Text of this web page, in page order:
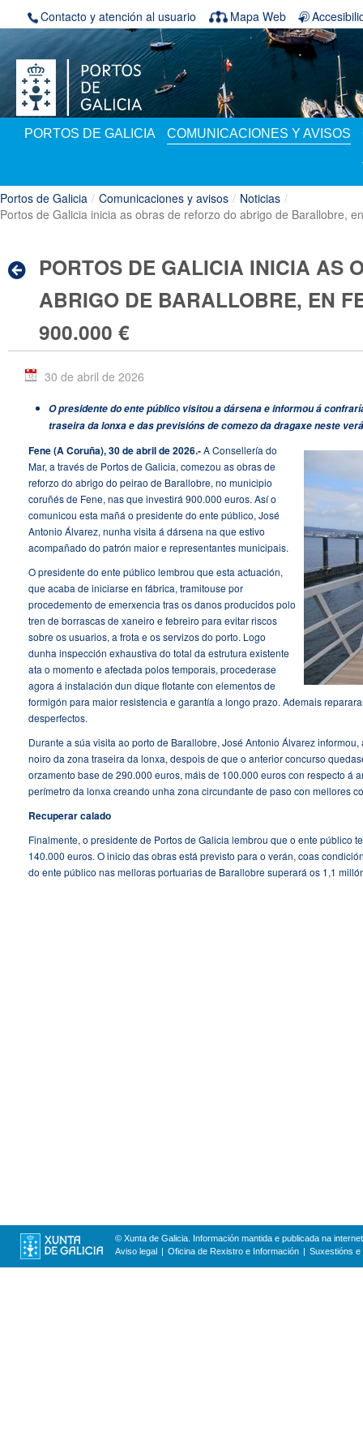
Saltar al contenido
Contacto y atención al usuario Mapa Web
PORTOS DE GALICIA COMUNICACIONES Y AVISOS
Portos de Galicia / Comunicaciones y avisos / Noticias /
Portos de Galicia inicia as obras de reforzo do abrigo de Barallobre,
PORTOS DE GALICIA INICIA AS
ABRIGO DE BARALLOBRE, EN
900.000 €
30 de abril de 2026
O presidente do ente público visitou a dársena e informou á
traseira da lonxa e das previsións de comezo da dragaxe neste
Fene (A Coruña),30 de abril de 2026.-A Consellería do
Mar, a través de Portos de Galicia, comezou as obras de
reforzo do abrigo do peirao de Barallobre, no municipio
coruñés de Fene, nas que investirá 900.000 euros. Así o
comunicou esta mañá o presidente do ente público, José
Antonio Álvarez, nunha visita á dársena na que estivo
acompañado do patrón maior e representantes municipais.
O presidente do ente público lembrou que esta actuación,
que acaba de iniciarse en fábrica, tramitouse por
procedemento de emerxencia tras os danos producidos polo
tren de borrascas de xaneiro e febreiro para evitar riscos
sobre os usuarios, a frota e os servizos do porto. Logo
dunha inspección exhaustiva do total da estrutura existente
ata o momento e afectada polos temporais, procederase
agora á instalación dun dique flotante con elementos de
formigón para maior resistencia e garantía a longo prazo. Ademais
desperfectos.
Durante a súa visita ao porto de Barallobre, José Antonio Álvarez
noiro da zona traseira da lonxa, despois de que o anterior concurso
orzamento base de 290.000 euros, máis de 100.000 euros con respecto á
perímetro da lonxa creando unha zona circundante de paso con mellores
Recuperar calado
Finalmente, o presidente de Portos de Galicia lembrou que o ente público
140.000 euros. O inicio das obras está previsto para o verán, coas
do ente público nas melloras portuarias de Barallobre superará os 1,1
© Xunta de Galicia. Información mantida e publicada na
Aviso legal
Oficina de Rexistro e Información Suxestións e